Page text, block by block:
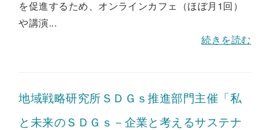
を促進するため、オンラインカフェ（ほぼ月1回）
や講演...
続きを読む
地域戦略研究所ＳＤＧｓ推進部門主催「私
と未来のＳＤＧｓ－企業と考えるサステナ